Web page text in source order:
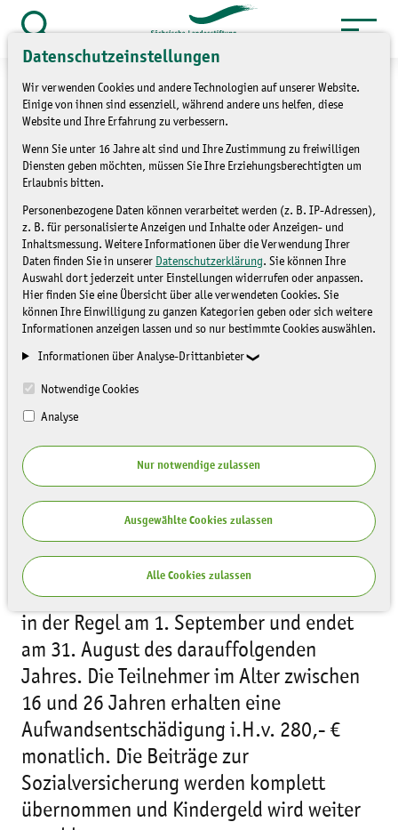
Datenschutzeinstellungen
Wir verwenden Cookies und andere Technologien auf unserer Website.
Einige von ihnen sind essenziell, während andere uns helfen, diese
Website und Ihre Erfahrung zu verbessern.
Wenn Sie unter 16 Jahre alt sind und Ihre Zustimmung zu freiwilligen
Diensten geben möchten, müssen Sie Ihre Erziehungsberechtigten um
Erlaubnis bitten.
Personenbezogene Daten können verarbeitet werden (z. B. IP-Adressen),
z. B. für personalisierte Anzeigen und Inhalte oder Anzeigen- und
Inhaltsmessung. Weitere Informationen über die Verwendung Ihrer
Daten finden Sie in unserer Datenschutzerklärung. Sie können Ihre
Auswahl dort jederzeit unter Einstellungen widerrufen oder anpassen.
Hier finden Sie eine Übersicht über alle verwendeten Cookies. Sie
können Ihre Einwilligung zu ganzen Kategorien geben oder sich weitere
Informationen anzeigen lassen und so nur bestimmte Cookies auswählen.
Informationen über Analyse-Drittanbieter
Notwendige Cookies
Analyse
Nur notwendige zulassen
Ausgewählte Cookies zulassen
Alle Cookies zulassen
Zum
Inhalt
springen
Suche
öffnen
Noch zwei Stellen im
Freiwilligen Ökologischen
Jahr ab sofort zu besetzen
NICHT ZUGEORDNET
Umwelt ist seit 1999 Träger des
Freiwilligen Ökologischen Jahres (FÖJ).
Zurzeit absolvieren 26 junge Leute in
verschiedenen Einsatzstellen dieses
freiwillige Jahr im Dienste der Umwelt.
Das Freiwillige Ökologische Jahr beginnt
in der Regel am 1. September und endet
am 31. August des darauffolgenden
Jahres. Die Teilnehmer im Alter zwischen
16 und 26 Jahren erhalten eine
Aufwandsentschädigung i.H.v. 280,- €
monatlich. Die Beiträge zur
Sozialversicherung werden komplett
übernommen und Kindergeld wird weiter